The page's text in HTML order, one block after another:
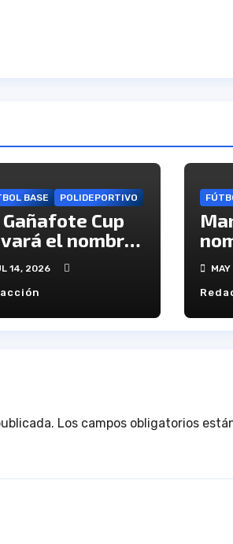
BASE POLIDEPORTIVO
Gañafote Cup
el nombre
Huelva
reforzar la
de
14, 2026
de
Los campos obligatorios